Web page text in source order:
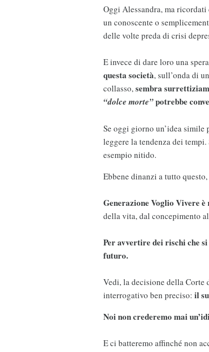
Oggi Alessandra, ma
un conoscente o
delle volte preda di crisi
E invece di dare loro una
questa società, sull’onda di
collasso,sembra
“dolce morte”potrebbe
Se oggi giorno un’idea simile
leggere la tendenza dei
esempio nitido.
Ebbene dinanzi a tutto
Generazione Voglio Vivere
della vita, dal concepimento
Per avvertire dei rischi che
futuro.
Vedi, la decisione della Corte
interrogativo ben preciso: il
Noi non crederemo mai
E ci batteremo affinché non